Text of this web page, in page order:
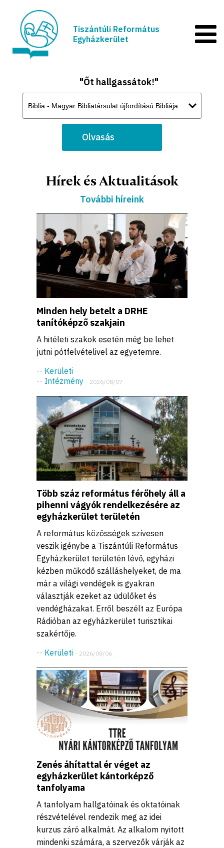
Tiszántúli Református
Egyházkerület
"Őt hallgassátok!"
Olvasás
Hírek és Aktualitások
További híreink
Minden hely betelt a DRHE
tanítóképző szakjain
A hitéleti szakok esetén még be lehet
jutni pótfelvételivel az egyetemre.
-- Kerületi
-- Intézmény - 2026/08/07
Több száz református férőhely áll a
pihenni vágyók rendelkezésére az
egyházkerület területén
A református közösségek szívesen
veszik igénybe a Tiszántúli Református
Egyházkerület területén lévő, egyházi
kézben működő szálláshelyeket, de ma
már a világi vendégek is gyakran
választják ezeket az üdülőket és
vendégházakat. Erről beszélt az Európa
Rádióban az egyházkerület turisztikai
szakértője.
-- Kerületi - 2026/08/06
Zenés áhítattal ér véget az
egyházkerület kántorképző
tanfolyama
A tanfolyam hallgatóinak és oktatóinak
részvételével rendezik meg az idei
kurzus záró alkalmát. Az alkalom nyitott
mindenki számára, a szervezők várják az